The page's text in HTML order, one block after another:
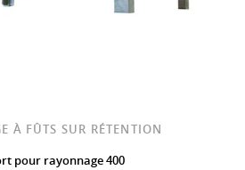
À FÛTS SUR RÉTENTION
pour rayonnage 400